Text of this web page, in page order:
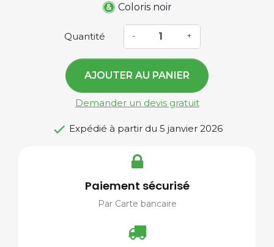
Coloris noir
Quantité - +
AJOUTER AU PANIER
Demander un devis gratuit
 Expédié à partir du 5 janvier 2026
Paiement sécurisé
Par Carte bancaire